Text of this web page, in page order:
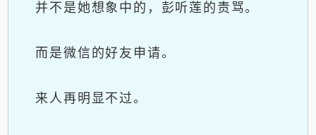
并不是她想象中的，彭听莲的责骂。
而是微信的好友申请。
来人再明显不过。